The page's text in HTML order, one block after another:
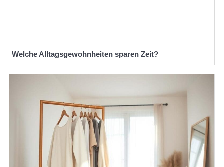
Welche Alltagsgewohnheiten sparen Zeit?